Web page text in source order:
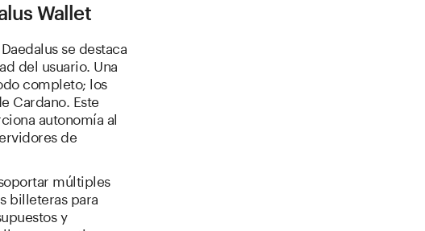
Wallet
se destaca
del usuario. Una
completo; los
Cardano. Este
autonomía al
de
múltiples
billeteras para
y